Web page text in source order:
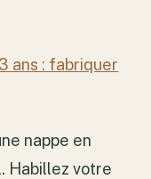
ans : fabriquer
nappe en
Habillez votre